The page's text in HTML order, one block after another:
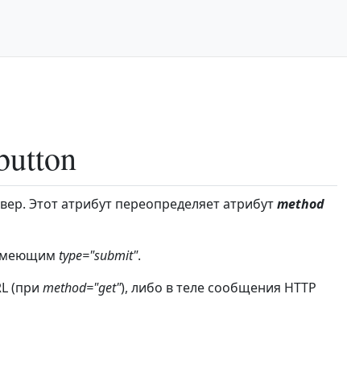
Этот атрибут переопределяет атрибутmethod
type="submit".
(при method="get"), либо в теле сообщения HTTP